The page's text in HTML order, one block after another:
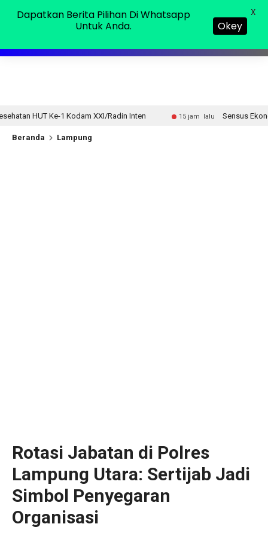
XXI/Radin Inten 15 jam lalu Sensus Ekonomi 2026, Pemprov
Beranda Lampung
Rotasi Jabatan di Polres
Lampung Utara: Sertijab Jadi
Simbol Penyegaran
Organisasi
Dapatkan Berita Pilihan Di Whatsapp
Untuk Anda.
Okey
X